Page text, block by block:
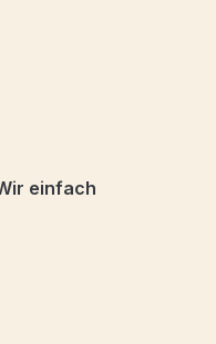
einfach